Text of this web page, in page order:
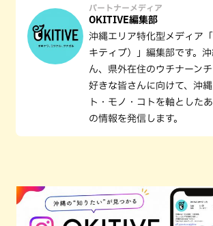
パートナーメディア
OKITIVE編集部
沖縄エリア特化型メディア
キティブ）」編集部です。
ん、県外在住のウチナーン
好きな皆さんに向けて、沖
ト・モノ・コトを軸とした
の情報を発信します。